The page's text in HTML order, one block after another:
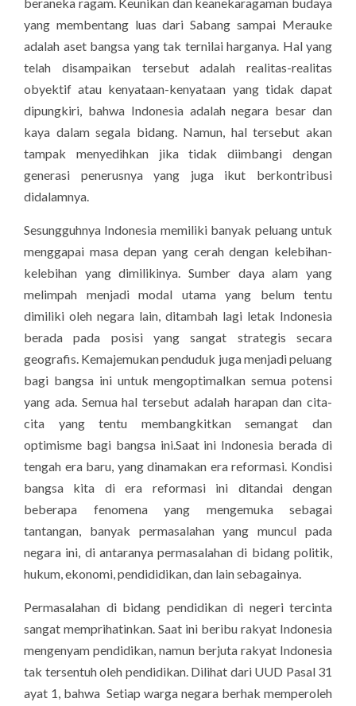
yang membentang luas dari Sabang sampai Merauke
adalah aset bangsa yang tak ternilai harganya. Hal yang
telah disampaikan tersebut adalah realitas-realitas
obyektif atau kenyataan-kenyataan yang tidak dapat
dipungkiri, bahwa Indonesia adalah negara besar dan
kaya dalam segala bidang. Namun, hal tersebut akan
tampak menyedihkan jika tidak diimbangi dengan
generasi penerusnya yang juga ikut berkontribusi
didalamnya.
Sesungguhnya Indonesia memiliki banyak peluang untuk
menggapai masa depan yang cerah dengan kelebihan-
kelebihan yang dimilikinya. Sumber daya alam yang
melimpah menjadi modal utama yang belum tentu
dimiliki oleh negara lain, ditambah lagi letak Indonesia
berada pada posisi yang sangat strategis secara
geografis. Kemajemukan penduduk juga menjadi peluang
bagi bangsa ini untuk mengoptimalkan semua potensi
yang ada. Semua hal tersebut adalah harapan dan cita-
cita yang tentu membangkitkan semangat dan
optimisme bagi bangsa ini.Saat ini Indonesia berada di
tengah era baru, yang dinamakan era reformasi. Kondisi
bangsa kita di era reformasi ini ditandai dengan
beberapa fenomena yang mengemuka sebagai
tantangan, banyak permasalahan yang muncul pada
negara ini, di antaranya permasalahan di bidang politik,
hukum, ekonomi, pendididikan, dan lain sebagainya.
Permasalahan di bidang pendidikan di negeri tercinta
sangat memprihatinkan. Saat ini beribu rakyat Indonesia
mengenyam pendidikan, namun berjuta rakyat Indonesia
tak tersentuh oleh pendidikan. Dilihat dari UUD Pasal 31
ayat 1, bahwa  Setiap warga negara berhak memperoleh